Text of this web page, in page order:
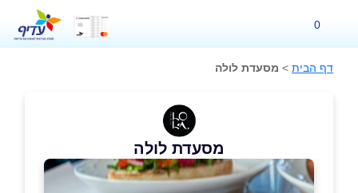
0
דף הבית > מסעדת לולה
מסעדת לולה